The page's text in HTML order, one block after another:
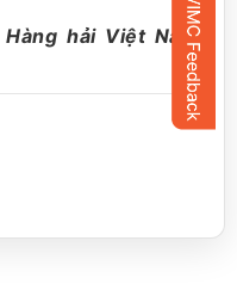
hải Việt Nam.